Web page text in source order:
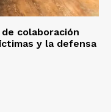
de colaboración
y la defensa